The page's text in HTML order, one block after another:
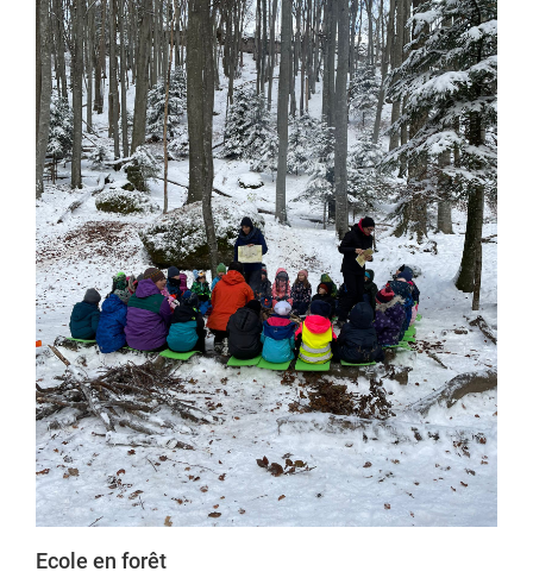
Ecole en forêt